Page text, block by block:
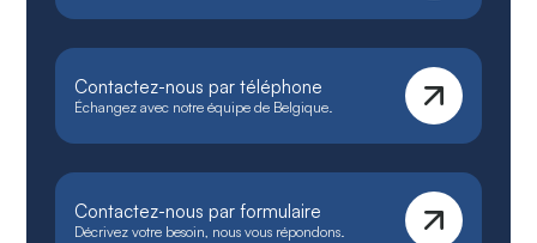
Contactez-nous par téléphone
Échangez avec notre équipe de Belgique.
Contactez-nous par formulaire
Décrivez votre besoin, nous vous répondons.